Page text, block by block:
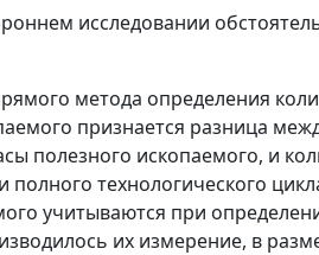
исследовании
метода определения
признается разница
полезного ископаемого, и
технологического
учитываются при
их измерение, в